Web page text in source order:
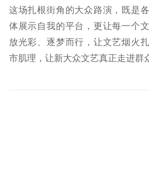
这场扎根街角的大众路演，既是
体展示自我的平台，更让每一个
放光彩、逐梦而行，让文艺烟火
市肌理，让新大众文艺真正走进群